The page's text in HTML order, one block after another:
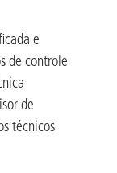
e
de controle
de
técnicos